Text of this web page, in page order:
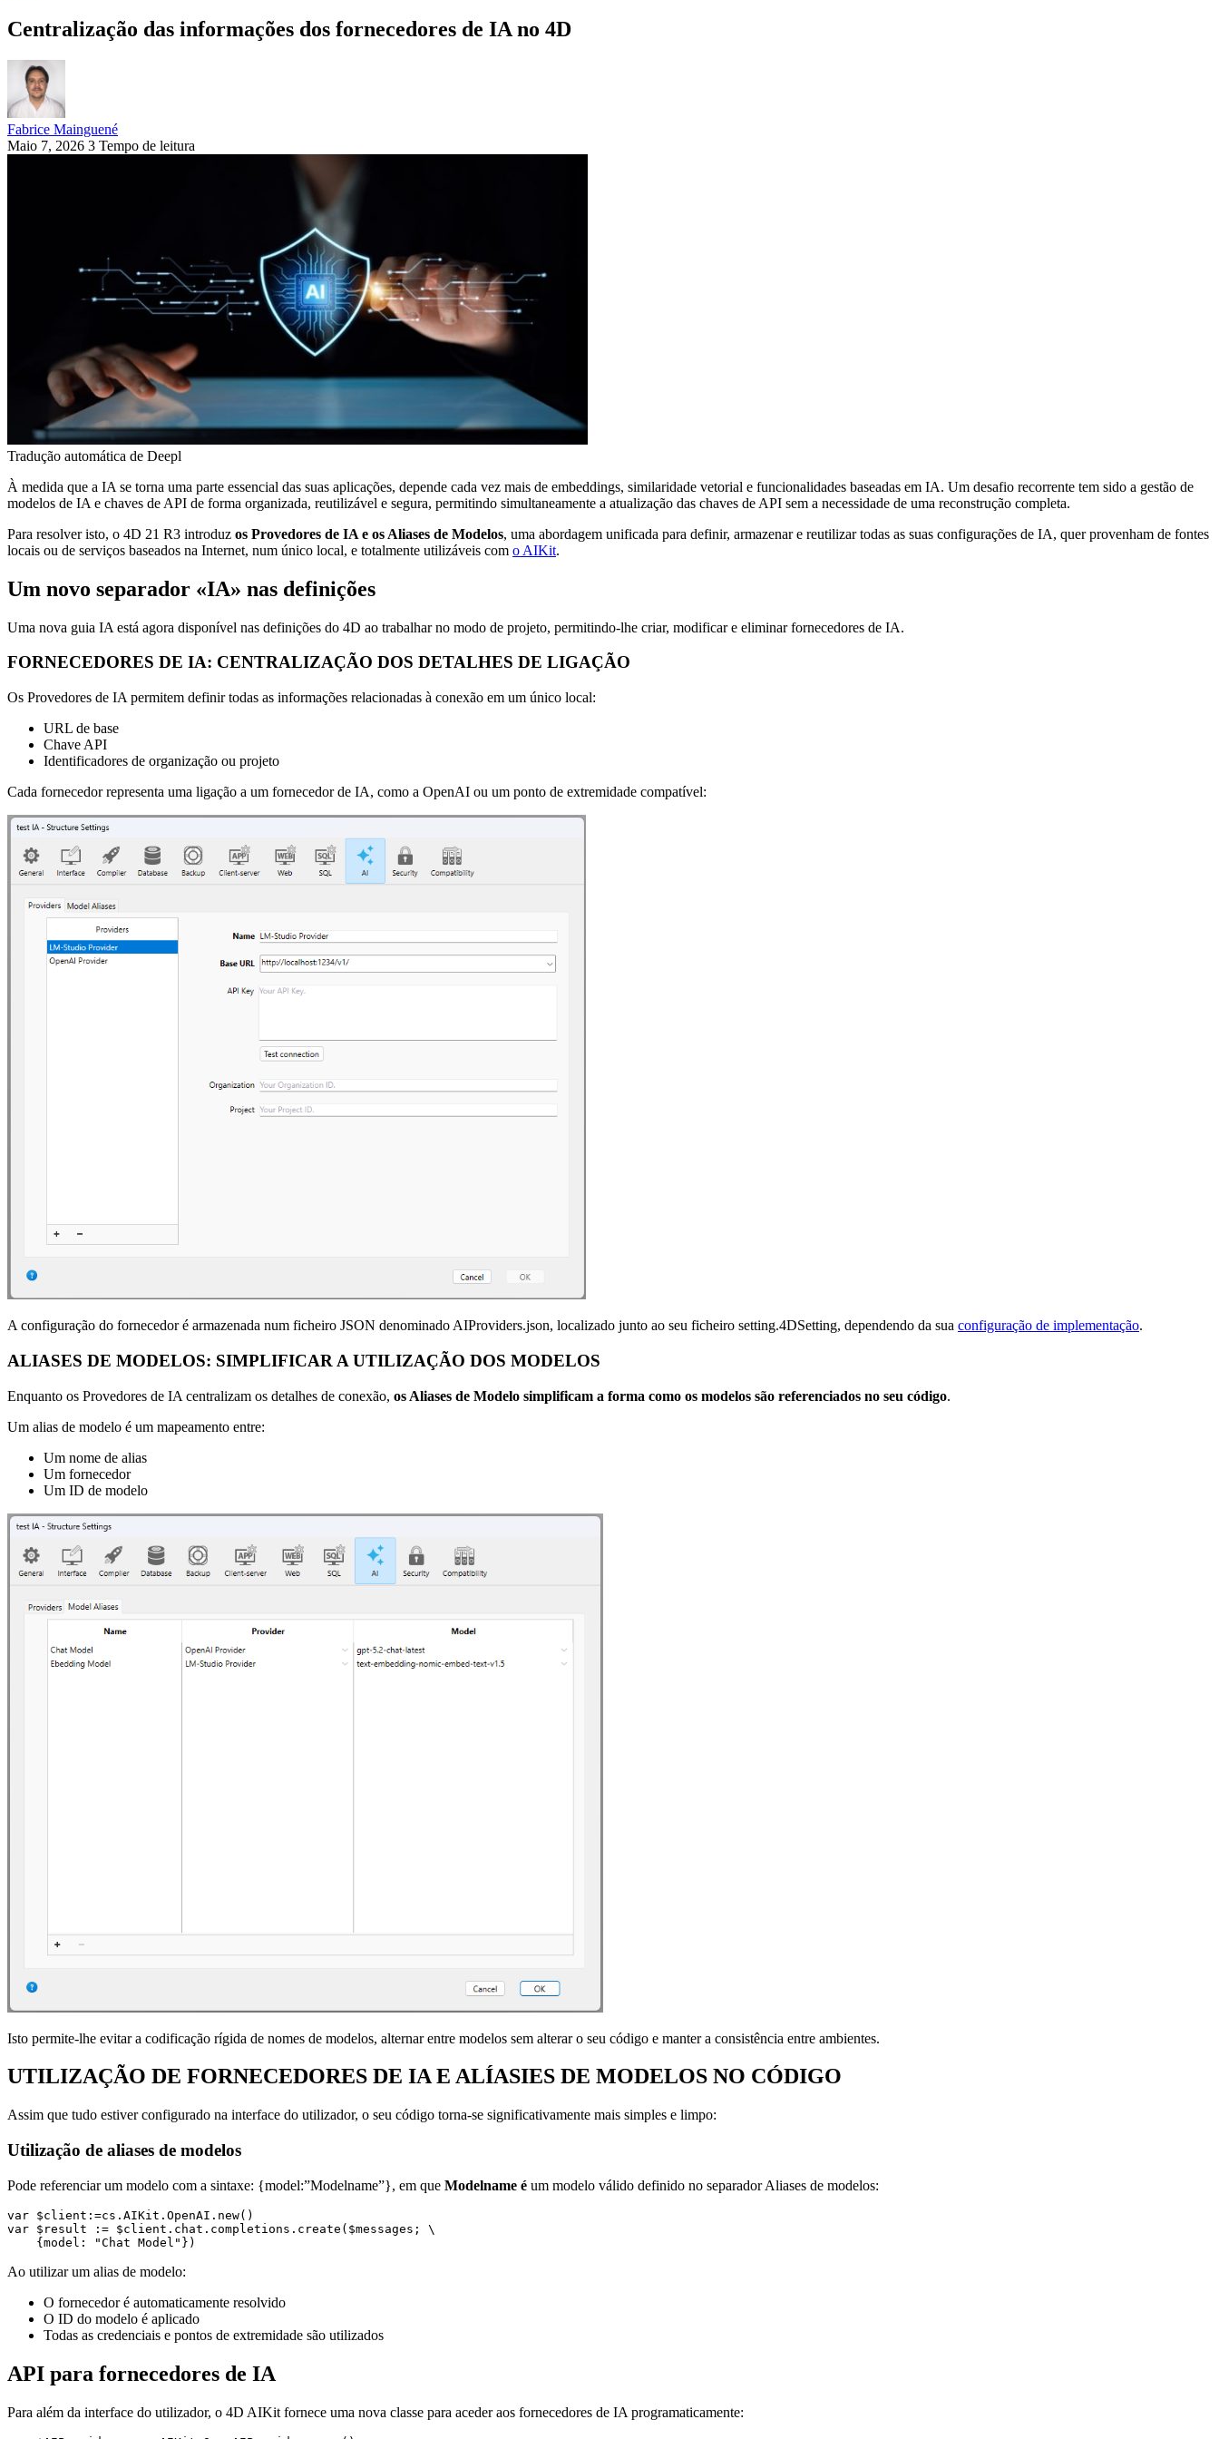
Centralização das informações dos fornecedores de IA no 4D
Fabrice Mainguené
Maio 7, 2026 3 Tempo de leitura
Tradução automática de Deepl
À medida que a IA se torna uma parte essencial das suas aplicações, depende cada vez mais de embeddings, similaridade vetorial e funcionalidades baseadas em IA. Um desafio recorrente tem sido a gestão de
modelos de IA e chaves de API de forma organizada, reutilizável e segura, permitindo simultaneamente a atualização das chaves de API sem a necessidade de uma reconstrução completa.
Para resolver isto, o 4D 21 R3 introduz os Provedores de IA e os Aliases de Modelos, uma abordagem unificada para definir, armazenar e reutilizar todas as suas configurações de IA, quer provenham de fontes
locais ou de serviços baseados na Internet, num único local, e totalmente utilizáveis com o AIKit.
Um novo separador «IA» nas definições
Uma nova guia IA está agora disponível nas definições do 4D ao trabalhar no modo de projeto, permitindo-lhe criar, modificar e eliminar fornecedores de IA.
FORNECEDORES DE IA: CENTRALIZAÇÃO DOS DETALHES DE LIGAÇÃO
Os Provedores de IA permitem definir todas as informações relacionadas à conexão em um único local:
URL de base
Chave API
Identificadores de organização ou projeto
Cada fornecedor representa uma ligação a um fornecedor de IA, como a OpenAI ou um ponto de extremidade compatível:
A configuração do fornecedor é armazenada num ficheiro JSON denominado AIProviders.json, localizado junto ao seu ficheiro setting.4DSetting, dependendo da sua configuração de implementação.
ALIASES DE MODELOS: SIMPLIFICAR A UTILIZAÇÃO DOS MODELOS
Enquanto os Provedores de IA centralizam os detalhes de conexão, os Aliases de Modelo simplificam a forma como os modelos são referenciados no seu código.
Um alias de modelo é um mapeamento entre:
Um nome de alias
Um fornecedor
Um ID de modelo
Isto permite-lhe evitar a codificação rígida de nomes de modelos, alternar entre modelos sem alterar o seu código e manter a consistência entre ambientes.
UTILIZAÇÃO DE FORNECEDORES DE IA E ALÍASIES DE MODELOS NO CÓDIGO
Assim que tudo estiver configurado na interface do utilizador, o seu código torna-se significativamente mais simples e limpo:
Utilização de aliases de modelos
Pode referenciar um modelo com a sintaxe: {model:”Modelname”}, em que Modelname é um modelo válido definido no separador Aliases de modelos:
var $client:=cs.AIKit.OpenAI.new()
var $result := $client.chat.completions.create($messages; \
    {model: "Chat Model"})
Ao utilizar um alias de modelo:
O fornecedor é automaticamente resolvido
O ID do modelo é aplicado
Todas as credenciais e pontos de extremidade são utilizados
API para fornecedores de IA
Para além da interface do utilizador, o 4D AIKit fornece uma nova classe para aceder aos fornecedores de IA programaticamente: